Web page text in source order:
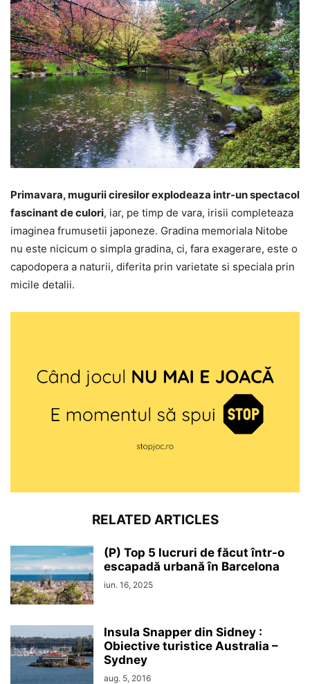
Primavara, mugurii ciresilor explodeaza intr-un spectacol
fascinant de culori, iar, pe timp de vara, irisii completeaza
imaginea frumusetii japoneze. Gradina memoriala Nitobe
nu este nicicum o simpla gradina, ci, fara exagerare, este o
capodopera a naturii, diferita prin varietate si speciala prin
micile detalii.
RELATED ARTICLES
(P) Top 5 lucruri de făcut într-o
escapadă urbană în Barcelona
iun. 16, 2025
Insula Snapper din Sidney :
Obiective turistice Australia –
Sydney
aug. 5, 2016